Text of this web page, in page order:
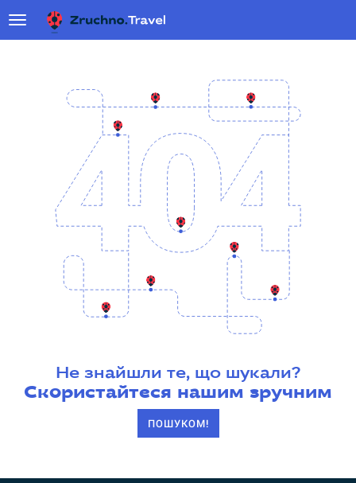
Не знайшли те, що шукали?
Скористайтеся нашим зручним
ПОШУКОМ!